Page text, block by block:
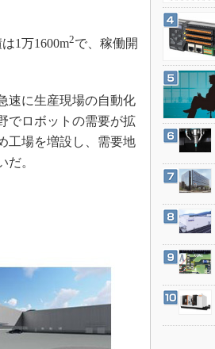
ータ
パン
応
1万1600m2で、稼働開
速に生産現場の自動化
でロボットの需要が拡
工場を増設し、需要地
。